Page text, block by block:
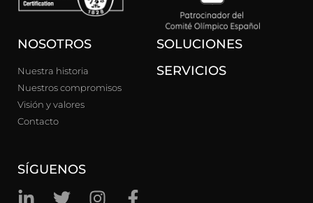
NOSOTROS
Nuestra historia
Nuestros compromisos
Visión y valores
Contacto
SÍGUENOS
SOLUCIONES
SERVICIOS